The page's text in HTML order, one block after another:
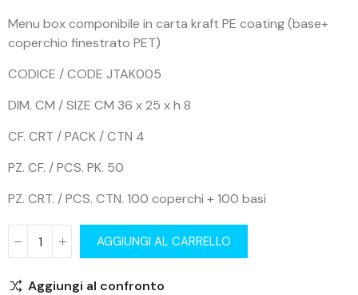
Menu box componibile in carta kraft PE coating (base+
coperchio finestrato PET)
CODICE / CODE JTAK005
DIM. CM / SIZE CM 36 x 25 x h 8
CF. CRT / PACK / CTN 4
PZ. CF. / PCS. PK. 50
PZ. CRT. / PCS. CTN. 100 coperchi + 100 basi
AGGIUNGI AL CARRELLO
Aggiungi al confronto